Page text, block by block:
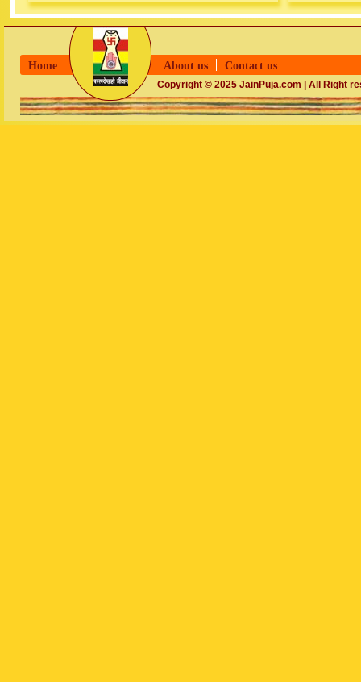
Home About us Contact us
Copyright © 2025 JainPuja.com | All Right